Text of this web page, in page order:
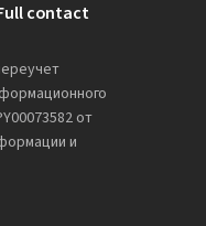
contact
от
и